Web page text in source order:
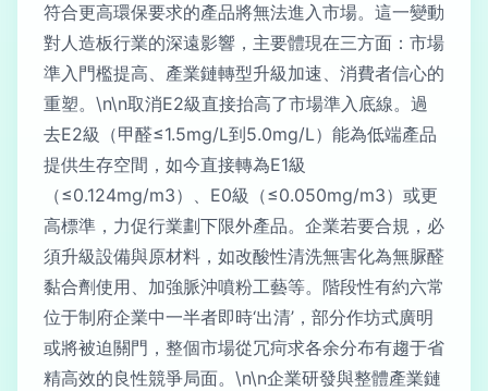
符合更高環保要求的產品將無法進入市場。這一變動
對人造板行業的深遠影響，主要體現在三方面：市場
準入門檻提高、產業鏈轉型升級加速、消費者信心的
重塑。\n\n取消E2級直接抬高了市場準入底線。過
去E2級（甲醛≤1.5mg/L到5.0mg/L）能為低端產品
提供生存空間，如今直接轉為E1級
（≤0.124mg/m3）、E0級（≤0.050mg/m3）或更
高標準，力促行業劃下限外產品。企業若要合規，必
須升級設備與原材料，如改酸性清洗無害化為無脲醛
黏合劑使用、加強脈沖噴粉工藝等。階段性有約六常
位于制府企業中一半者即時‘出清’，部分作坊式廣明
或將被迫關門，整個市場從冗疴求各余分布有趨于省
精高效的良性競爭局面。\n\n企業研發與整體產業鏈